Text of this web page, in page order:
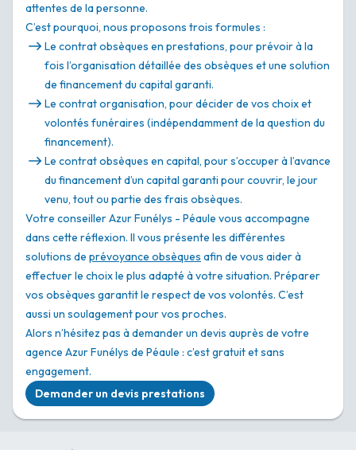
attentes de la personne.
C’est pourquoi, nous proposons trois formules :
Le contrat obsèques en prestations, pour prévoir à la
fois l’organisation détaillée des obsèques et une solution
de financement du capital garanti.
Le contrat organisation, pour décider de vos choix et
volontés funéraires (indépendamment de la question du
financement).
Le contrat obsèques en capital, pour s’occuper à l’avance
du financement d’un capital garanti pour couvrir, le jour
venu, tout ou partie des frais obsèques.
Votre conseiller Azur Funélys - Péaule vous accompagne
dans cette réflexion. Il vous présente les différentes
solutions de prévoyance obsèques afin de vous aider à
effectuer le choix le plus adapté à votre situation. Préparer
vos obsèques garantit le respect de vos volontés. C’est
aussi un soulagement pour vos proches.
Alors n’hésitez pas à demander un devis auprès de votre
agence Azur Funélys de Péaule : c’est gratuit et sans
engagement.
Demander un devis prestations